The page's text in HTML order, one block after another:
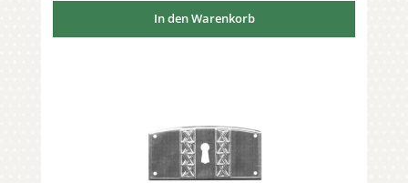
In den Warenkorb